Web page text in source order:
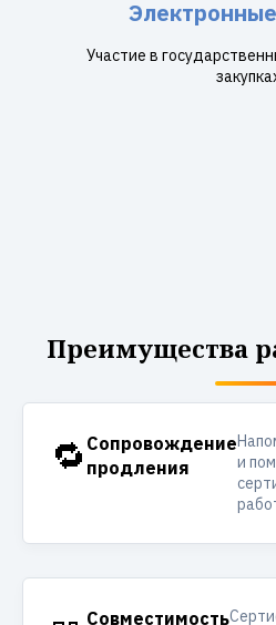
Участие в
Преимущества
🔁 Сопровождение
продления
и
Совместимость